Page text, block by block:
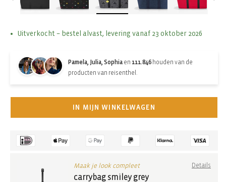
Uitverkocht – bestel alvast, levering vanaf 23 oktober 2026
Pamela, Julia, Sophia en 111.846 houden van de
producten van reisenthel.
IN MIJN WINKELWAGEN
Maak je look compleet Details
carrybag smiley grey